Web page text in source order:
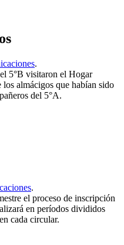
.
5°B visitaron el Hogar
almácigos que habían sido
del 5°A.
.
el proceso de inscripción
en períodos divididos
cada circular.